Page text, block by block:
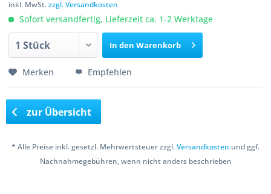
inkl. MwSt.zzgl. Versandkosten
Sofort versandfertig, Lieferzeit ca. 1-2 Werktage
In den Warenkorb
Merken Empfehlen
zur Übersicht
* Alle Preise inkl. gesetzl. Mehrwertsteuer zzgl.Versandkosten und ggf.
Nachnahmegebühren, wenn nicht anders beschrieben